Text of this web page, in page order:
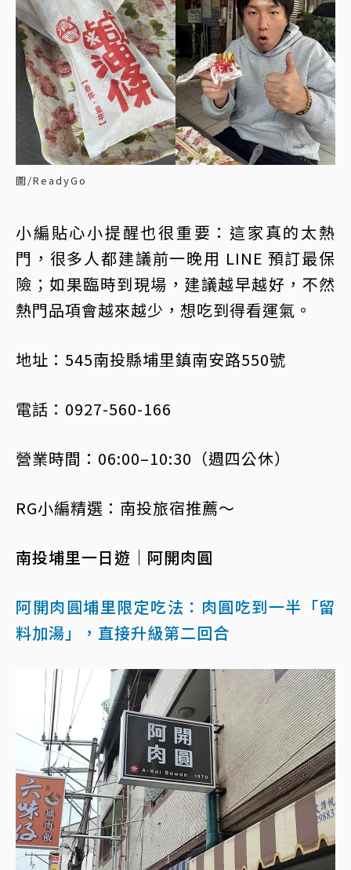
圖/ReadyGo
小編貼心小提醒也很重要：這家真的太熱
門，很多人都建議前一晚用 LINE 預訂最保
險；如果臨時到現場，建議越早越好，不然
熱門品項會越來越少，想吃到得看運氣。
地址：545南投縣埔里鎮南安路550號
電話：0927-560-166
營業時間：06:00–10:30（週四公休）
RG小編精選：南投旅宿推薦～
南投埔里一日遊｜阿開肉圓
阿開肉圓埔里限定吃法：肉圓吃到一半「留
料加湯」，直接升級第二回合